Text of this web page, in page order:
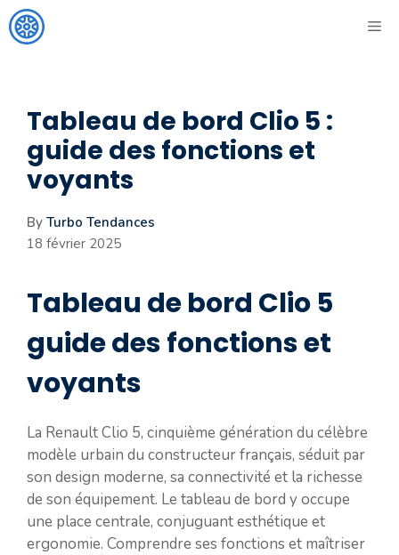
Aller
au
Tableau de bord Clio 5 :
guide des fonctions et
voyants
By Turbo Tendances
18 février 2025
Tableau de bord Clio 5
guide des fonctions et
voyants
La Renault Clio 5, cinquième génération du célèbre
modèle urbain du constructeur français, séduit par
son design moderne, sa connectivité et la richesse
de son équipement. Le tableau de bord y occupe
une place centrale, conjuguant esthétique et
ergonomie. Comprendre ses fonctions et maîtriser